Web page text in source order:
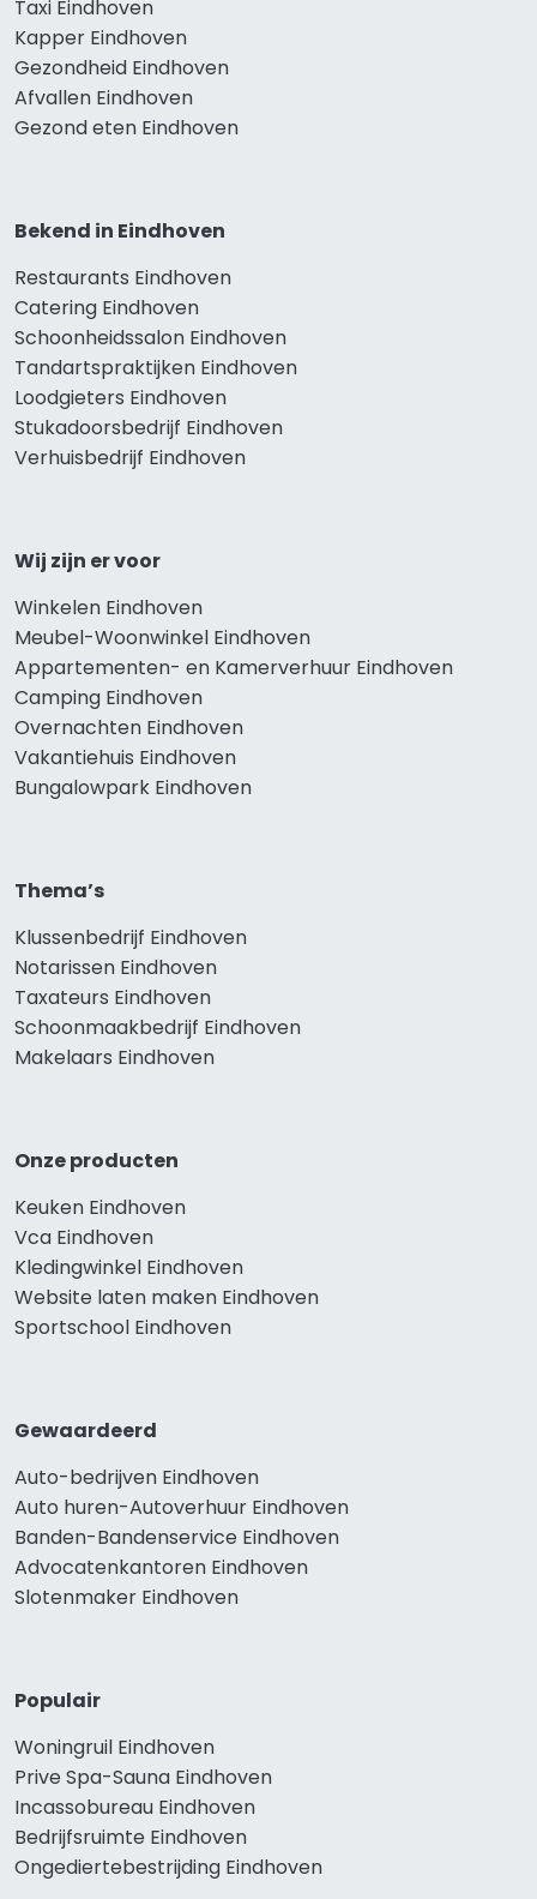
Taxi Eindhoven
Kapper Eindhoven
Gezondheid Eindhoven
Afvallen Eindhoven
Gezond eten Eindhoven
Bekend in Eindhoven
Restaurants Eindhoven
Catering Eindhoven
Schoonheidssalon Eindhoven
Tandartspraktijken Eindhoven
Loodgieters Eindhoven
Stukadoorsbedrijf Eindhoven
Verhuisbedrijf Eindhoven
Wij zijn er voor
Winkelen Eindhoven
Meubel-Woonwinkel Eindhoven
Appartementen- en Kamerverhuur Eindhoven
Camping Eindhoven
Overnachten Eindhoven
Vakantiehuis Eindhoven
Bungalowpark Eindhoven
Thema’s
Klussenbedrijf Eindhoven
Notarissen Eindhoven
Taxateurs Eindhoven
Schoonmaakbedrijf Eindhoven
Makelaars Eindhoven
Onze producten
Keuken Eindhoven
Vca Eindhoven
Kledingwinkel Eindhoven
Website laten maken Eindhoven
Sportschool Eindhoven
Gewaardeerd
Auto-bedrijven Eindhoven
Auto huren-Autoverhuur Eindhoven
Banden-Bandenservice Eindhoven
Advocatenkantoren Eindhoven
Slotenmaker Eindhoven
Populair
Woningruil Eindhoven
Prive Spa-Sauna Eindhoven
Incassobureau Eindhoven
Bedrijfsruimte Eindhoven
Ongediertebestrijding Eindhoven